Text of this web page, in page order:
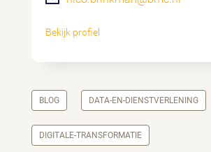
Bekijk profiel
BLOG DATA-EN-DIENSTVERLENING
DIGITALE-TRANSFORMATIE